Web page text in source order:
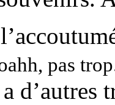
pas
d’autres